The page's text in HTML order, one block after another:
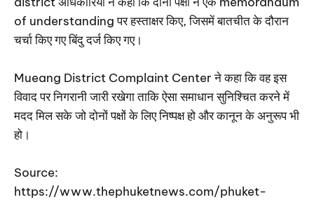
of understanding पर हस्ताक्षर किए, जिसमें बातचीत के दौरान
चर्चा किए गए बिंदु दर्ज किए गए।
Mueang District Complaint Center ने कहा कि वह इस
विवाद पर निगरानी जारी रखेगा ताकि ऐसा समाधान सुनिश्चित करने में
मदद मिल सके जो दोनों पक्षों के लिए निष्पक्ष हो और कानून के अनुरूप भी
हो।
Source:
https://www.thephuketnews.com/phuket-